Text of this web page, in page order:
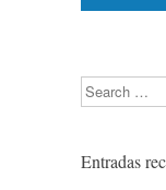
Search
Entradas